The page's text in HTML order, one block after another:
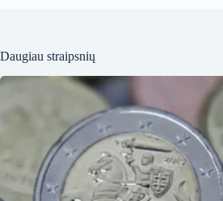
Daugiau straipsnių